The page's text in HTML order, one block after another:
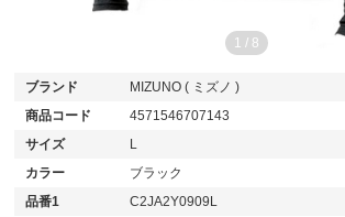
1 / 8
ブランド
MIZUNO ( ミズノ )
商品コード
4571546707143
サイズ
L
カラー
ブラック
品番1
C2JA2Y0909L